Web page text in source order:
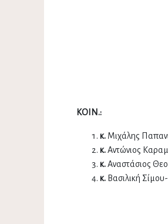
ΚΟΙΝ.:
κ. Μιχάλης
κ.Αντώνιος
κ.Αναστάσιος
κ. Βασιλική